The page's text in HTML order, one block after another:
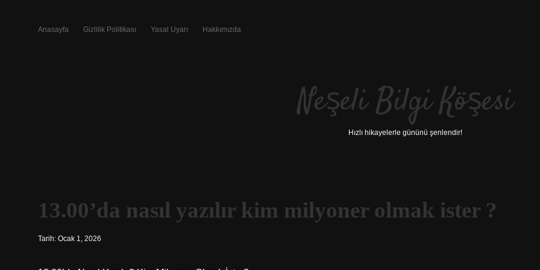
Anasayfa Gizlilik Politikası Yasal Uyarı Hakkımızda
Neşeli Bilgi Köşesi
Hızlı hikayelerle gününü şenlendir!
13.00’da nasıl yazılır kim milyoner olmak ister ?
Tarih: Ocak 1, 2026